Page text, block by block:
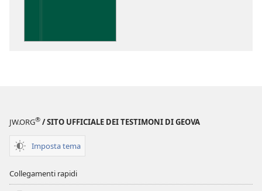
JW.ORG® / SITO UFFICIALE DEI TESTIMONI DI GEOVA
Imposta tema
Collegamenti rapidi